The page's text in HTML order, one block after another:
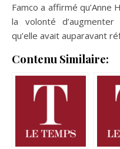
Famco a affirmé
la volonté
qu’elle avait auparavant
Contenu Similaire: